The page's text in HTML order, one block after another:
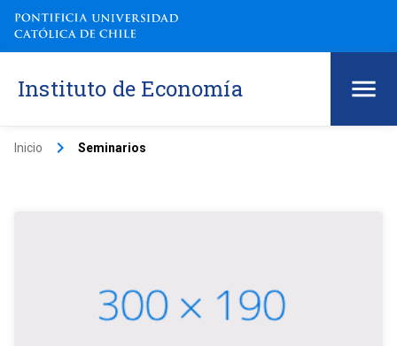
Instituto de Economía
Inicio keyboard_arrow_right Seminarios